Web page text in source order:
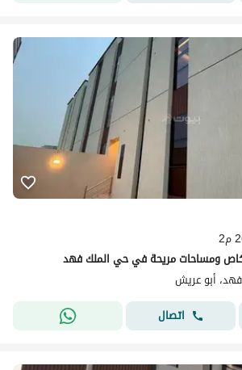
ومساحات مريحة في حي الملك فهد
اتصال